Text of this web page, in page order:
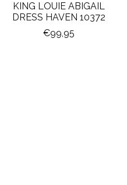
KING LOUIE ABIGAIL
DRESS HAVEN 10372
€99,95